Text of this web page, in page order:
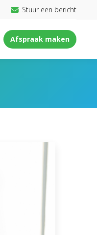
Stuur een bericht
Afspraak maken